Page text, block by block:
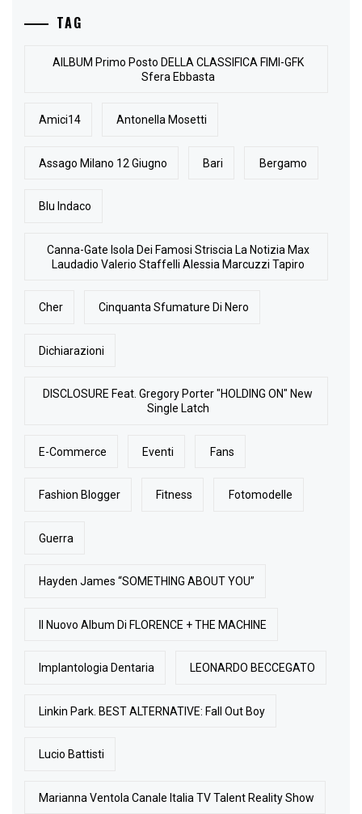
TAG
AlLBUM Primo Posto DELLA CLASSIFICA FIMI-GFK
Sfera Ebbasta
Amici14 Antonella Mosetti
Assago Milano 12 Giugno Bari Bergamo
Blu Indaco
Canna-Gate Isola Dei Famosi Striscia La Notizia Max
Laudadio Valerio Staffelli Alessia Marcuzzi Tapiro
Cher Cinquanta Sfumature Di Nero
Dichiarazioni
DISCLOSURE Feat. Gregory Porter "HOLDING ON" New
Single Latch
E-Commerce Eventi Fans
Fashion Blogger Fitness Fotomodelle
Guerra
Hayden James “SOMETHING ABOUT YOU”
Il Nuovo Album Di FLORENCE + THE MACHINE
Implantologia Dentaria LEONARDO BECCEGATO
Linkin Park. BEST ALTERNATIVE: Fall Out Boy
Lucio Battisti
Marianna Ventola Canale Italia TV Talent Reality Show